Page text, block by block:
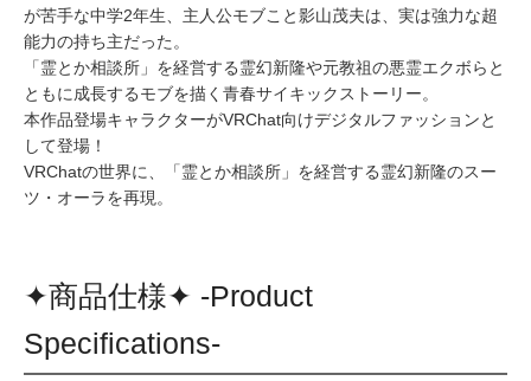
が苦手な中学2年生、主人公モブこと影山茂夫は、実は強力な超
能力の持ち主だった。
「霊とか相談所」を経営する霊幻新隆や元教祖の悪霊エクボらと
ともに成長するモブを描く青春サイキックストーリー。
本作品登場キャラクターがVRChat向けデジタルファッションと
して登場！
VRChatの世界に、「霊とか相談所」を経営する霊幻新隆のスー
ツ・オーラを再現。
✦商品仕様✦ -Product
Specifications-